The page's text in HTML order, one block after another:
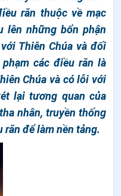
răn thuộc về mạc
lên những bổn phận
Thiên Chúa và đối
các điều răn là
Chúa và có lỗi với
lại tương quan của
nhân, truyền thống
răn để làm nền tảng.